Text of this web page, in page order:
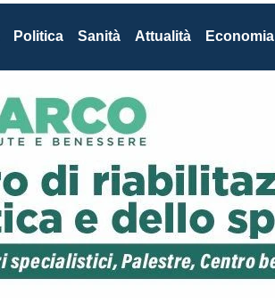
Politica Sanità Attualità Economia